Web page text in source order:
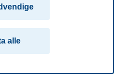
hvilke
formålene i innstillinger
når som helst endre
i innstillingene ved å
alle